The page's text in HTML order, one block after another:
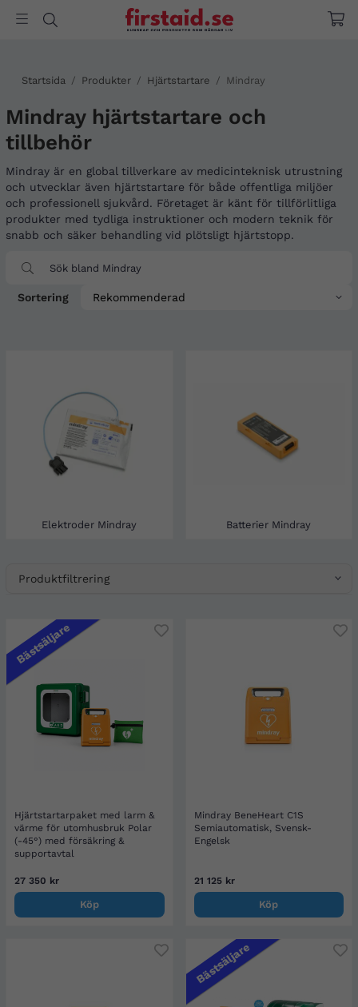
Startsida / Produkter / Hjärtstartare / Mindray
Mindray hjärtstartare och
tillbehör
Mindray är en global tillverkare av medicinteknisk utrustning
och utvecklar även hjärtstartare för både offentliga miljöer
och professionell sjukvård. Företaget är känt för tillförlitliga
produkter med tydliga instruktioner och modern teknik för
snabb och säker behandling vid plötsligt hjärtstopp.
Sortering
Elektroder Mindray Batterier Mindray
Produktfiltrering
Bästsäljare
Hjärtstartarpaket med larm &
värme för utomhusbruk Polar
(-45°) med försäkring &
supportavtal
27 350 kr
Köp
Mindray BeneHeart C1S
Semiautomatisk, Svensk-
Engelsk
21 125 kr
Köp
Bästsäljare